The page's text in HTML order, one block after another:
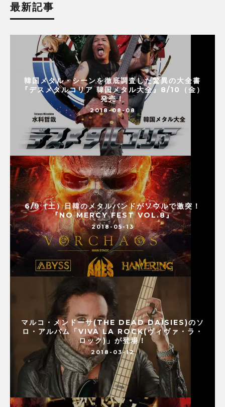
最新記事
韓国メタル・シーンを徹底調査した驚異の大全書
『デスメタルコリア 韓国メタル大全』8/10（金）
発売！
2018-08-08
6/9（土）日韓のメタルバンドがソウルで激突！
『NO MERCY FEST VOL.8』
2018-05-13
マルコ・メンドーサ(THE DEAD DAISIES)のソ
ロ・アルバム「VIVA LA ROCK(ヴィヴァ・ラ・
ロック)」が登場！
2018-03-12